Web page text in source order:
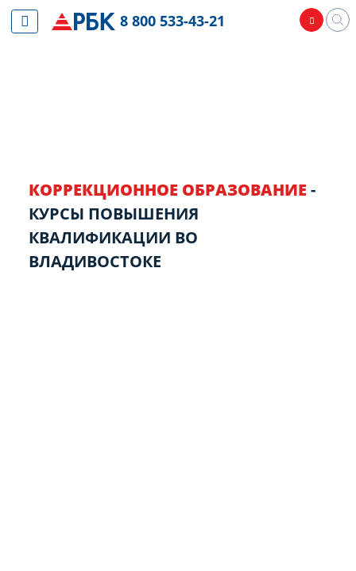
КОРРЕКЦИОННОЕ ОБРАЗОВАНИЕ -
КУРСЫ ПОВЫШЕНИЯ
КВАЛИФИКАЦИИ ВО
ВЛАДИВОСТОКЕ
8 800 533-43-21